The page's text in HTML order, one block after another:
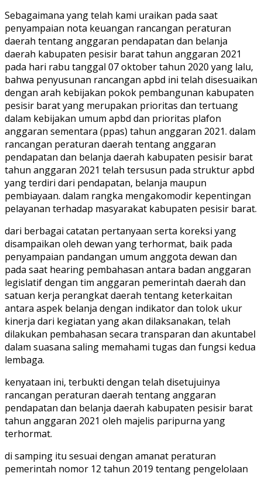
Sebagaimana yang telah kami uraikan pada saat
penyampaian nota keuangan rancangan peraturan
daerah tentang anggaran pendapatan dan belanja
daerah kabupaten pesisir barat tahun anggaran 2021
pada hari rabu tanggal 07 oktober tahun 2020 yang lalu,
bahwa penyusunan rancangan apbd ini telah disesuaikan
dengan arah kebijakan pokok pembangunan kabupaten
pesisir barat yang merupakan prioritas dan tertuang
dalam kebijakan umum apbd dan prioritas plafon
anggaran sementara (ppas) tahun anggaran 2021. dalam
rancangan peraturan daerah tentang anggaran
pendapatan dan belanja daerah kabupaten pesisir barat
tahun anggaran 2021 telah tersusun pada struktur apbd
yang terdiri dari pendapatan, belanja maupun
pembiayaan. dalam rangka mengakomodir kepentingan
pelayanan terhadap masyarakat kabupaten pesisir barat.
dari berbagai catatan pertanyaan serta koreksi yang
disampaikan oleh dewan yang terhormat, baik pada
penyampaian pandangan umum anggota dewan dan
pada saat hearing pembahasan antara badan anggaran
legislatif dengan tim anggaran pemerintah daerah dan
satuan kerja perangkat daerah tentang keterkaitan
antara aspek belanja dengan indikator dan tolok ukur
kinerja dari kegiatan yang akan dilaksanakan, telah
dilakukan pembahasan secara transparan dan akuntabel
dalam suasana saling memahami tugas dan fungsi kedua
lembaga.
kenyataan ini, terbukti dengan telah disetujuinya
rancangan peraturan daerah tentang anggaran
pendapatan dan belanja daerah kabupaten pesisir barat
tahun anggaran 2021 oleh majelis paripurna yang
terhormat.
di samping itu sesuai dengan amanat peraturan
pemerintah nomor 12 tahun 2019 tentang pengelolaan